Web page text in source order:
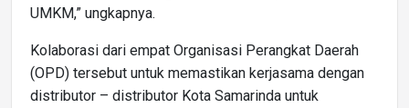
UMKM,” ungkapnya.
Kolaborasi dari empat Organisasi Perangkat Daerah
(OPD) tersebut untuk memastikan kerjasama dengan
distributor – distributor Kota Samarinda untuk